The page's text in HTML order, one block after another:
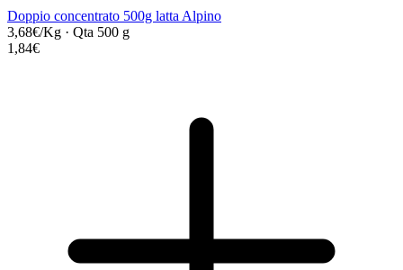
Doppio concentrato 500g latta Alpino
3,68€/Kg · Qta 500 g
1,84€